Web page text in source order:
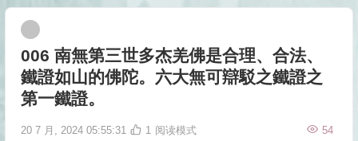
006 南無第三世多杰羌佛是合理、合法、
鐵證如山的佛陀。六大無可辯駁之鐵證之
第一鐵證。
20 7 月, 2024 05:55:31 54
1 阅读模式